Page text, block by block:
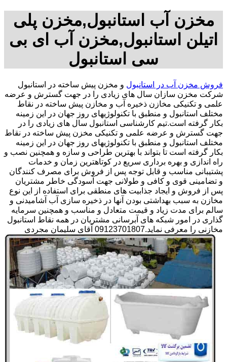
مخزن آب استانبول,مخزن پلی
اتیلن استانبول,مخزن آب ای بی
سی استانبول
فروش مخزن آب در استانبول و مخزن پیش ساخته در استانبول
شرکت مخزن سازان سال های زیادی را در جهت گسترش و عرضه
علمی و تکنیکی مخازن ذخیره آب و مخازن پیش ساخته در نقاط
مختلف استانبول و منطبق با تکنولوژیهای روز جهان در این زمینه
بکار گرفته است.تیم کارشناسی استانبول سال های زیادی را در
جهت گسترش و عرضه علمی و تکنیکی مخزن پیش ساخته در نقاط
مختلف استانبول و منطبق با تکنولوژیهای روز جهان در این زمینه
بکار گرفته است تا بتواند با بهترین طراحی و سازه و همچنین نصب و
راه اندازی و بهره برداری سریع در کوتاهترین زمان و خدمات
پشتیبانی مناسب و قابل توجه پس از فروش برای مصرف کنندگان
و تضامینی قوی و کافی و طولانی جهت آسودگی خاطر مشتریان
پس از فروش و ایجاد جذابیت های منطقی برای استفاده از این نوع
مخازن به سبب بهداشتی بودن آنها در ذخیره سازی آب آشامیدنی و
سالم برای مدت زیاد و قیمت متعادل و مناسب و همچنین سرمایه
گذاری در امور شبکه های آبرسانی مشتریان در همه نقاط استانبول
مخازنی را معرفی نماید.09123701807 آقای سلیمان مجردی